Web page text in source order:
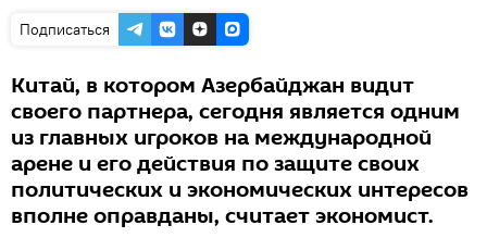
Подписаться
Китай, в котором Азербайджан видит
своего партнера, сегодня является одним
из главных игроков на международной
арене и его действия по защите своих
политических и экономических интересов
вполне оправданы, считает экономист.